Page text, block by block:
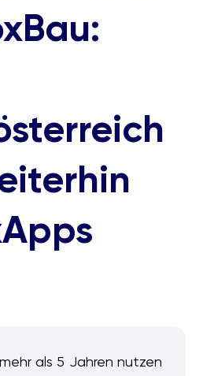
als 5 Jahren nutzen